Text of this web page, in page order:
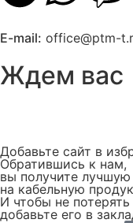
E-mail: office@ptm-
Ждем вас
Добавьте сайт в
Обратившись к нам,
вы получите лучшую
на кабельную
И чтобы не потерять
добавьте его в